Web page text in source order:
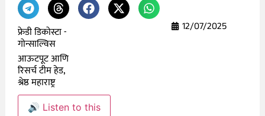
फ्रेडी डिकोस्टा -
गोन्साल्विस
आऊटपूट आणि
रिसर्च टीम हेड,
श्रेष्ठ महाराष्ट्र
12/07/2025
🔊 Listen to this